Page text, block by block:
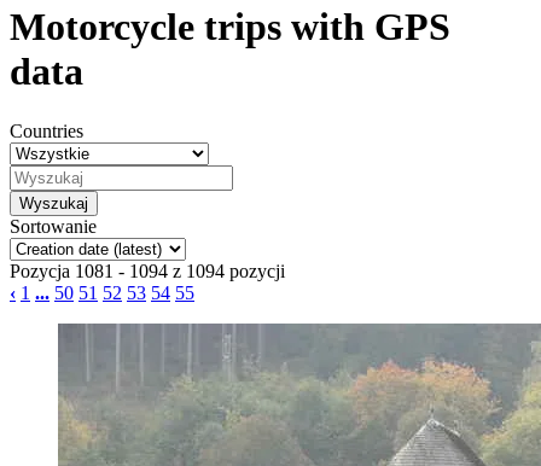
Motorcycle trips with GPS
data
Countries
Sortowanie
Pozycja 1081 - 1094 z 1094 pozycji
‹ 1 ... 50 51 52 53 54 55